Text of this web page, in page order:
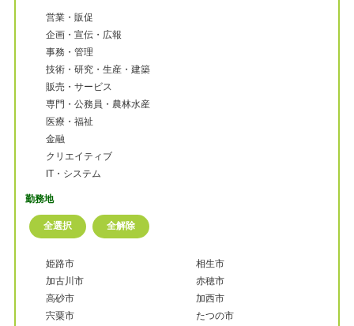
営業・販促
企画・宣伝・広報
事務・管理
技術・研究・生産・建築
販売・サービス
専門・公務員・農林水産
医療・福祉
金融
クリエイティブ
IT・システム
勤務地
姫路市
相生市
加古川市
赤穂市
高砂市
加西市
宍粟市
たつの市